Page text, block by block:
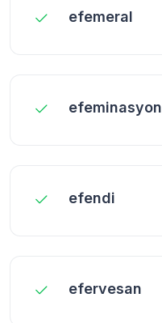
efemeral
efeminasyon
efendi
efervesan